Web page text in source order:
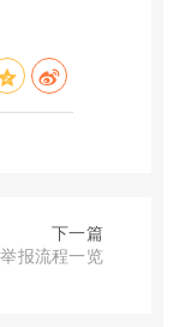
下一篇
报流程一览